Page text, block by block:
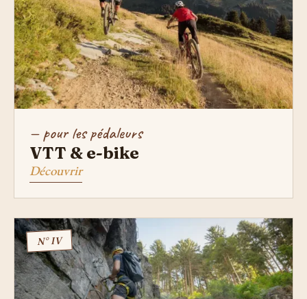
— pour les pédaleurs
VTT & e-bike
Découvrir
N° IV